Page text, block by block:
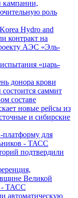
кампании,
роль
Hydro and
контракт на
АЭС «Эль-
«царь-
донора крови
состоится саммит
составе
новые рейсы из
и сибирские
для
- ТАСС
подтвердили
Великой
- ТАСС
автоматическую